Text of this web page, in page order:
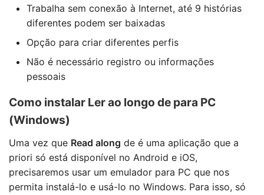
Trabalha sem conexão à Internet, até 9 histórias
diferentes podem ser baixadas
Opção para criar diferentes perfis
Não é necessário registro ou informações
pessoais
Como instalar Ler ao longo de para PC
(Windows)
Uma vez que Read along de é uma aplicação que a
priori só está disponível no Android e iOS,
precisaremos usar um emulador para PC que nos
permita instalá-lo e usá-lo no Windows. Para isso, só